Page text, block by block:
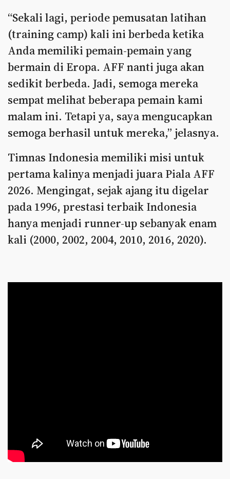
“Sekali lagi, periode pemusatan latihan
(training camp) kali ini berbeda ketika
Anda memiliki pemain-pemain yang
bermain di Eropa. AFF nanti juga akan
sedikit berbeda. Jadi, semoga mereka
sempat melihat beberapa pemain kami
malam ini. Tetapi ya, saya mengucapkan
semoga berhasil untuk mereka,” jelasnya.
Timnas Indonesia memiliki misi untuk
pertama kalinya menjadi juara Piala AFF
2026. Mengingat, sejak ajang itu digelar
pada 1996, prestasi terbaik Indonesia
hanya menjadi runner-up sebanyak enam
kali (2000, 2002, 2004, 2010, 2016, 2020).